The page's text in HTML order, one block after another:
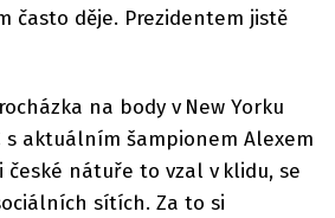
často děje. Prezidentem jistě
na body v New Yorku
s aktuálním šampionem Alexem
české nátuře to vzal v klidu, se
sítích. Za to si